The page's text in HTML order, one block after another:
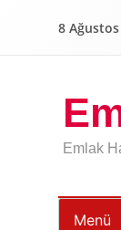
8
Emlak
Menü